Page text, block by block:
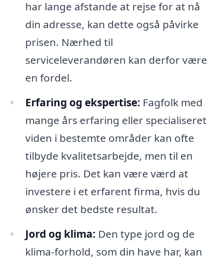
har lange afstande at rejse for at nå
din adresse, kan dette også påvirke
prisen. Nærhed til
serviceleverandøren kan derfor være
en fordel.
Erfaring og ekspertise: Fagfolk med
mange års erfaring eller specialiseret
viden i bestemte områder kan ofte
tilbyde kvalitetsarbejde, men til en
højere pris. Det kan være værd at
investere i et erfarent firma, hvis du
ønsker det bedste resultat.
Jord og klima: Den type jord og de
klima-forhold, som din have har, kan